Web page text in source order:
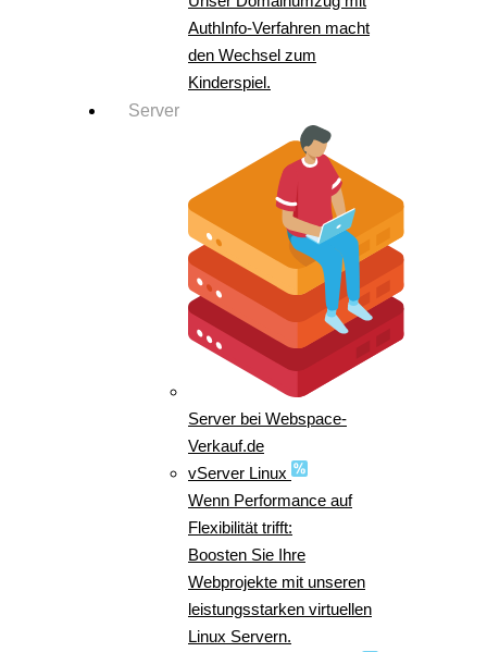
AuthInfo-Verfahren macht
den Wechsel zum
Kinderspiel.
Server
Server bei Webspace-
Verkauf.de
vServer Linux
Wenn Performance auf
Flexibilität trifft:
Boosten Sie Ihre
Webprojekte mit unseren
leistungsstarken virtuellen
Linux Servern.